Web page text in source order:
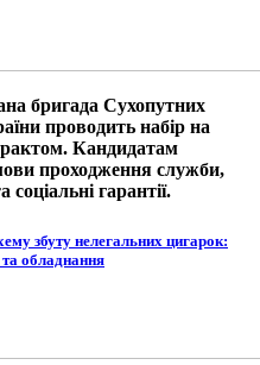
бригада Сухопутних
проводить набір на
Кандидатам
проходження служби,
соціальні гарантії.
збуту нелегальних цигарок:
обладнання